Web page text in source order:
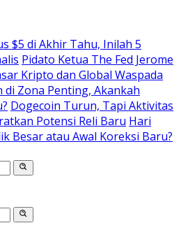
$5 di Akhir Tahu, Inilah 5
Pidato Ketua The Fed Jerome
Kripto dan Global Waspada
di Zona Penting, Akankah
Dogecoin Turun, Tapi Aktivitas
Potensi Reli Baru Hari
Besar atau Awal Koreksi Baru?